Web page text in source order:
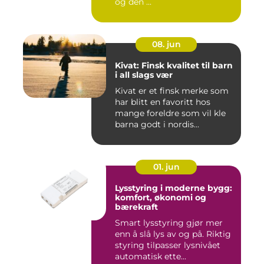
08. jun
Kivat: Finsk kvalitet til barn
i all slags vær
Kivat er et finsk merke som
har blitt en favoritt hos
mange foreldre som vil kle
barna godt i nordis...
01. jun
Lysstyring i moderne bygg:
komfort, økonomi og
bærekraft
Smart lysstyring gjør mer
enn å slå lys av og på. Riktig
styring tilpasser lysnivået
automatisk ette...